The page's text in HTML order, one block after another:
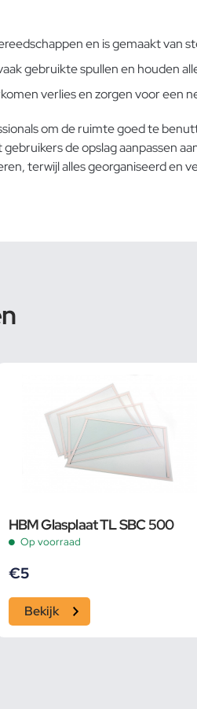
en is gemaakt van
gebruikte spullen en houden
verlies en zorgen voor een
om de ruimte goed te
de opslag aanpassen
terwijl alles georganiseerd en
HBM Glasplaat TL SBC 500
Op voorraad
€5
Bekijk